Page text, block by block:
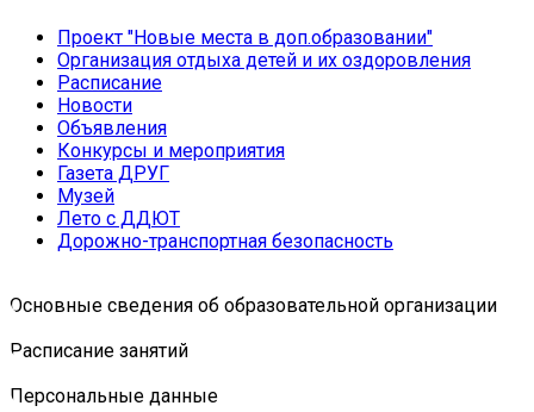
Проект "Новые места в доп.образовании"
Организация отдыха детей и их оздоровления
Расписание
Новости
Объявления
Конкурсы и мероприятия
Газета ДРУГ
Музей
Лето с ДДЮТ
Дорожно-транспортная безопасность
Основные сведения об образовательной организации
Расписание занятий
Персональные данные